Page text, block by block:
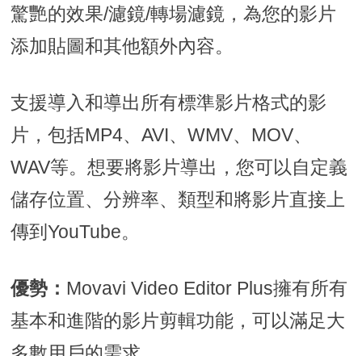
驚艷的效果/濾鏡/轉場濾鏡，為您的影片
添加貼圖和其他額外內容。
支援導入和導出所有標準影片格式的影
片，包括MP4、AVI、WMV、MOV、
WAV等。想要將影片導出，您可以自定義
儲存位置、分辨率、類型和將影片直接上
傳到YouTube。
優勢： Movavi Video Editor Plus擁有所有
基本和進階的影片剪輯功能，可以滿足大